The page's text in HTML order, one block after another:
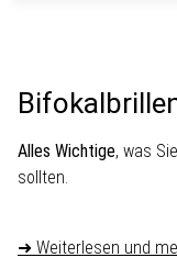
Alles Wichtige, was
sollten.
➜ Weiterlesen und